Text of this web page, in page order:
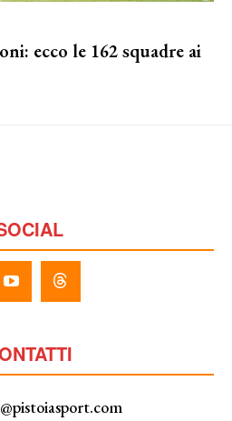
ecco le 162 squadre ai